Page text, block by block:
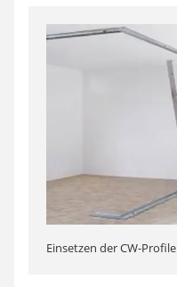
Einsetzen der CW-Profile